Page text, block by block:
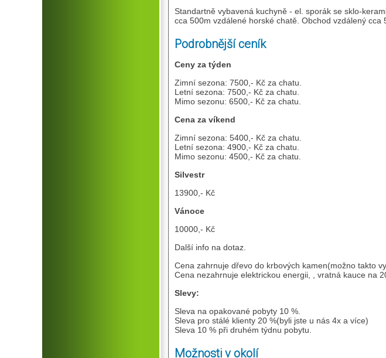
Standartně vybavená kuchyně - el. sporák se sklo-
cca 500m vzdálené horské chatě. Obchod vzdálený cca
Podrobnější ceník
Ceny za týden
Zimní sezona: 7500,- Kč za chatu.
Letní sezona: 7500,- Kč za chatu.
Mimo sezonu: 6500,- Kč za chatu.
Cena za víkend
Zimní sezona: 5400,- Kč za chatu.
Letní sezona: 4900,- Kč za chatu.
Mimo sezonu: 4500,- Kč za chatu.
Silvestr
13900,- Kč
Vánoce
10000,- Kč
Další info na dotaz.
Cena zahrnuje dřevo do krbových kamen(možno takto
Cena nezahrnuje elektrickou energii, , vratná kauce na
Slevy:
Sleva na opakované pobyty 10 %.
Sleva pro stálé klienty 20 %(byli jste u nás 4x a více)
Sleva 10 % při druhém týdnu pobytu.
Možnosti v okolí